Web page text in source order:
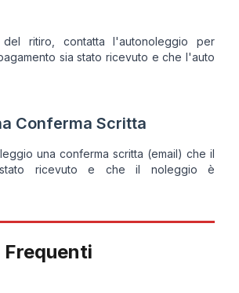
ritiro, contatta l'autonoleggio per
sia stato ricevuto e che l'auto
Conferma Scritta
una conferma scritta (email) che il
ricevuto e che il noleggio è
Frequenti